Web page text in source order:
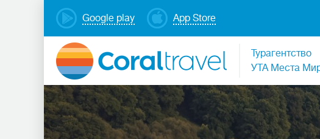
Google play App Store
Турагентство
УТА Места